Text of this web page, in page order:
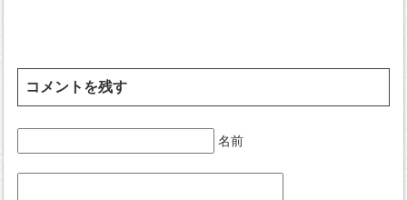
コメントを残す
名前